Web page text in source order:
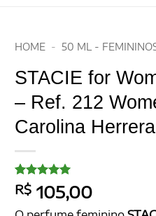
HOME - 50 ML -
STACIE for
– Ref. 212
Carolina Herrera
Avaliado
como5de
5, com
20
R$ 105,00